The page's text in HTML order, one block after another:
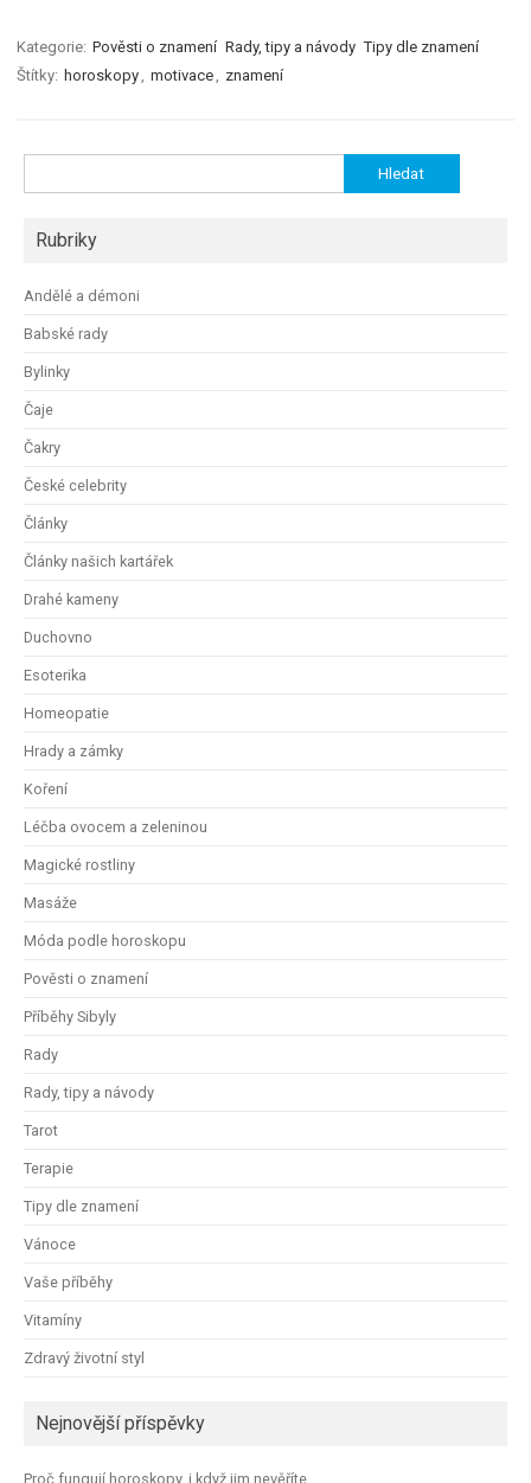
Kategorie: Pověsti o znamení Rady, tipy a návody Tipy dle znamení
Štítky: horoskopy motivace znamení
Rubriky
Andělé a démoni
Babské rady
Bylinky
Čaje
Čakry
České celebrity
Články
Články našich kartářek
Drahé kameny
Duchovno
Esoterika
Homeopatie
Hrady a zámky
Koření
Léčba ovocem a zeleninou
Magické rostliny
Masáže
Móda podle horoskopu
Pověsti o znamení
Příběhy Sibyly
Rady
Rady, tipy a návody
Tarot
Terapie
Tipy dle znamení
Vánoce
Vaše příběhy
Vitamíny
Zdravý životní styl
Nejnovější příspěvky
Proč fungují horoskopy, i když jim nevěříte